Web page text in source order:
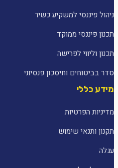
ניהול פיננסי למשקיע כשיר
תכנון פיננסי ממוקד
תכנון וליווי לפרישה
סדר בביטוחים וחיסכון פנסיוני
מידע כללי
מדיניות הפרטיות
תקנון ותנאי שימוש
עגלה